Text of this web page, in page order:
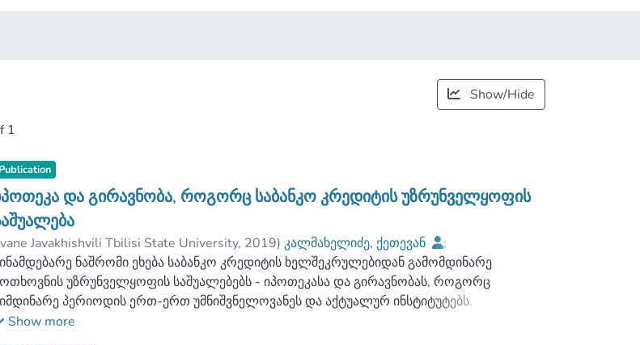
Show/Hide
1
Publication
და გირავნობა, როგორც საბანკო კრედიტის უზრუნველყოფის
Javakhishvili Tbilisi State University, 2019)კალმახელიძე, ქეთევან
;
ანა
;Faculty of Law ;Ivane Javakhishvili Tbilisi State University
ნაშრომი ეხება საბანკო კრედიტის ხელშეკრულებიდან გამომდინარე
უზრუნველყოფის საშუალებებს - იპოთეკასა და გირავნობას, როგორც
პერიოდის ერთ-ერთ უმნიშვნელოვანეს და აქტუალურ ინსტიტუტებს.
განხილულია აღნიშნული თემის გარშემო არსებული პრობლემატური
Show more